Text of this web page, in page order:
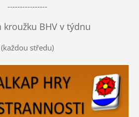
----------------
kroužku BHV v týdnu
(každou středu)